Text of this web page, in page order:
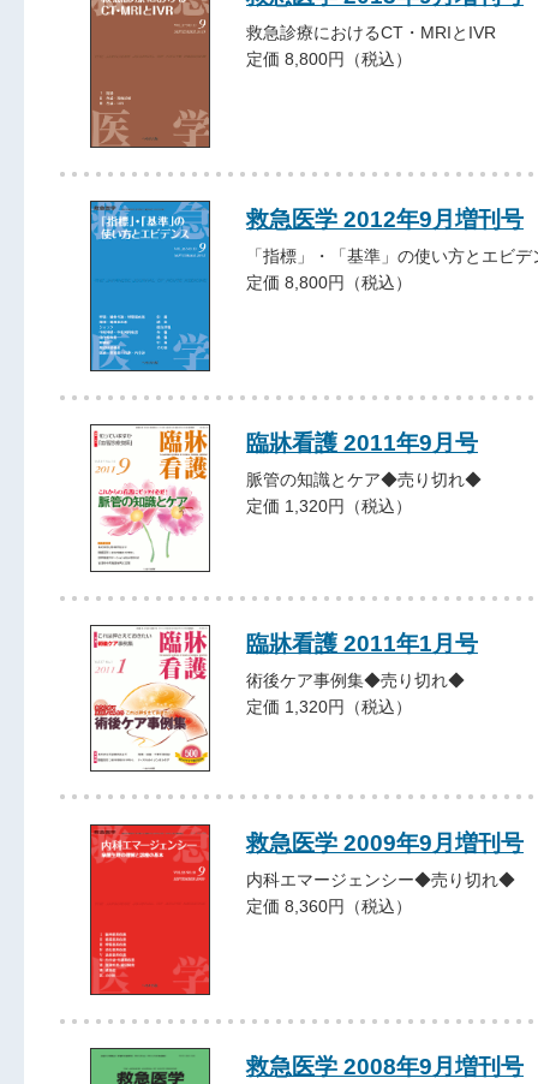
救急診療におけるCT・MRIとIVR
定価 8,800円（税込）
救急医学 2012年9月増刊号
「指標」・「基準」の使い方とエビデ
定価 8,800円（税込）
臨牀看護 2011年9月号
脈管の知識とケア◆売り切れ◆
定価 1,320円（税込）
臨牀看護 2011年1月号
術後ケア事例集◆売り切れ◆
定価 1,320円（税込）
救急医学 2009年9月増刊号
内科エマージェンシー◆売り切れ◆
定価 8,360円（税込）
救急医学 2008年9月増刊号